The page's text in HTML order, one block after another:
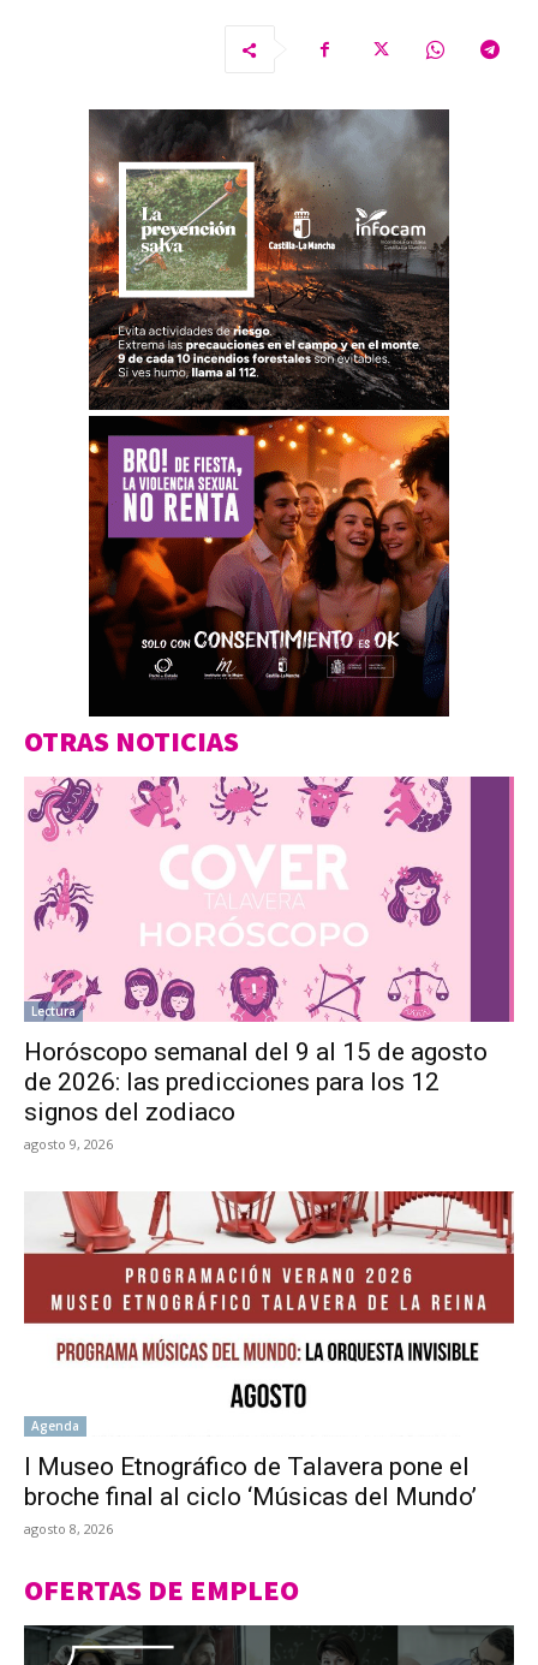
OTRAS NOTICIAS
Lectura
Horóscopo semanal del 9 al 15 de agosto
de 2026: las predicciones para los 12
signos del zodiaco
agosto 9, 2026
Agenda
l Museo Etnográfico de Talavera pone el
broche final al ciclo ‘Músicas del Mundo’
agosto 8, 2026
OFERTAS DE EMPLEO